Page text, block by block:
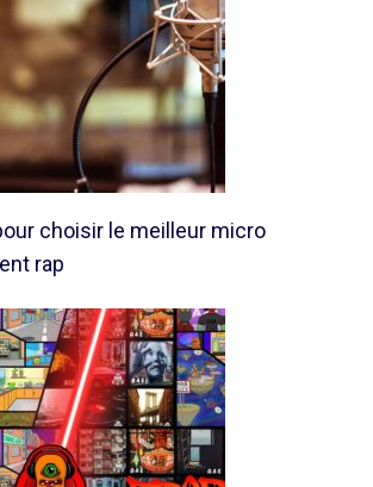
choisir le meilleur micro
rap